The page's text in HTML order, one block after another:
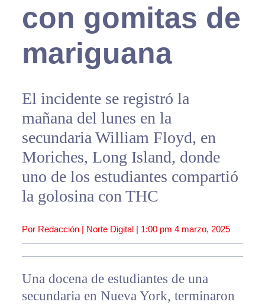
con gomitas de
mariguana
El incidente se registró la
mañana del lunes en la
secundaria William Floyd, en
Moriches, Long Island, donde
uno de los estudiantes compartió
la golosina con THC
Por Redacción | Norte Digital | 1:00 pm 4 marzo, 2025
Una docena de estudiantes de una
secundaria en Nueva York, terminaron